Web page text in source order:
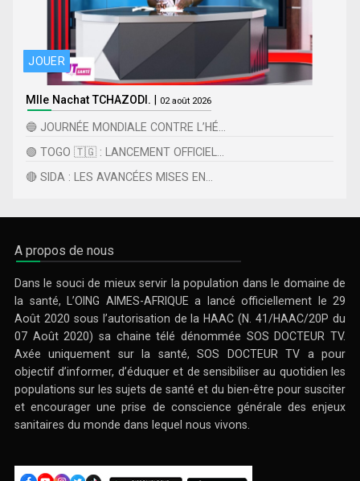
JOUER
Mlle Nachat TCHAZODI. | 02 août 2026
🔵 JOURNÉE MONDIALE CONTRE L’HÉ...
🟢 TOGO 🇹🇬 : LANCEMENT OFFICIEL...
🔴 SIDA : LES AVANCÉES MISES EN...
A propos de nous
Dans le souci de mieux servir la population dans le domaine de
la santé, L’OING AIMES-AFRIQUE a lancé officiellement le 29
Août 2020 sous l’autorisation de la HAAC (N. 41/HAAC/20P du
07 Août 2020) sa chaine télé dénommée SOS DOCTEUR TV.
Axée uniquement sur la santé, SOS DOCTEUR TV a pour
objectif d’informer, d’éduquer et de sensibiliser au quotidien les
populations sur les sujets de santé et du bien-être pour susciter
et encourager une prise de conscience générale des enjeux
sanitaires du monde dans lequel nous vivons.